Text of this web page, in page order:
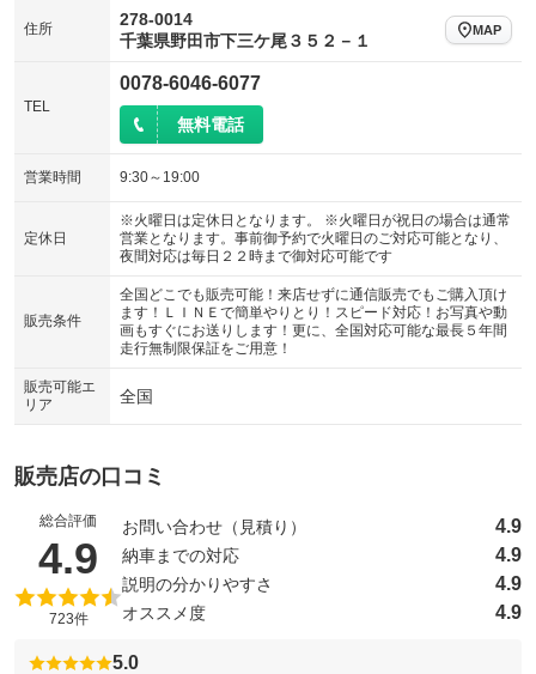
住所
278-0014
千葉県野田市下三ケ尾３５２－１
MAP
TEL
0078-6046-6077
無料電話
営業時間 9:30～19:00
定休日
※火曜日は定休日となります。 ※火曜日が祝日の場合は通常
営業となります。事前御予約で火曜日のご対応可能となり、
夜間対応は毎日２２時まで御対応可能です
販売条件
全国どこでも販売可能！来店せずに通信販売でもご購入頂け
ます！ＬＩＮＥで簡単やりとり！スピード対応！お写真や動
画もすぐにお送りします！更に、全国対応可能な最長５年間
走行無制限保証をご用意！
販売可能エ
リア
全国
販売店の口コミ
総合評価
4.9 （5点満点中）
723件
お問い合わせ（見積り） 4.9
納車までの対応 4.9
説明の分かりやすさ 4.9
オススメ度 4.9
5.0